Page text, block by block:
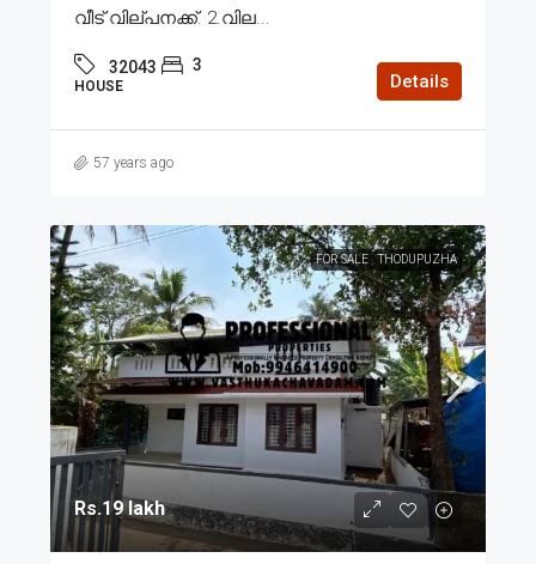
വീട് വില്പനക്ക്. 2.വില...
32043 3
HOUSE Details
57 years ago
FOR SALE THODUPUZHA
Rs.19 lakh